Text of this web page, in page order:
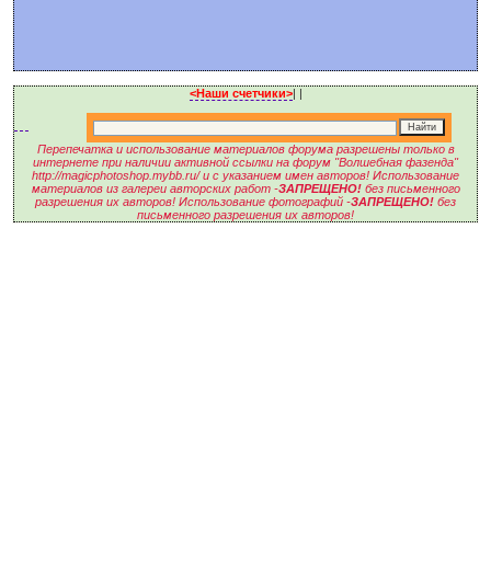
<Наши счетчики>| |
Перепечатка и использование материалов форума разрешены только в
интернете при наличии активной ссылки на форум "Волшебная фазенда"
http://magicphotoshop.mybb.ru/ и с указанием имен авторов! Использование
материалов из галереи авторских работ -ЗАПРЕЩЕНО!без письменного
разрешения их авторов! Использование фотографий -ЗАПРЕЩЕНО! без
письменного разрешения их авторов!